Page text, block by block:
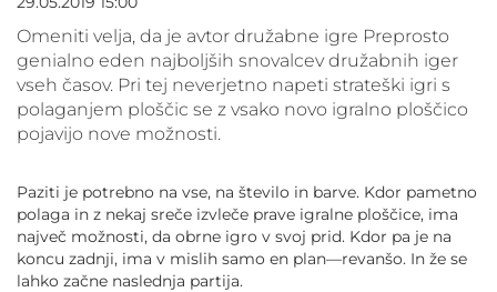
OZNAČI POVEZAVE
PODČRTAJ POVEZAVE
IZJAVA O DOSTOPNOSTI
Omeniti velja, da je avtor družabne igre Preprosto
genialno eden najboljših snovalcev družabnih iger
vseh časov. Pri tej neverjetno napeti strateški igri s
polaganjem ploščic se z vsako novo igralno ploščico
pojavijo nove možnosti.
Paziti je potrebno na vse, na število in barve. Kdor pametno
polaga in z nekaj sreče izvleče prave igralne ploščice, ima
največ možnosti, da obrne igro v svoj prid. Kdor pa je na
koncu zadnji, ima v mislih samo en plan—revanšo. In že se
lahko začne naslednja partija.